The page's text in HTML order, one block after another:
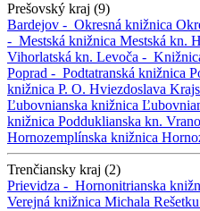
Prešovský kraj (9)
Bardejov - Okresná knižnica
- Mestská knižnica Mestská kn.
Vihorlatská kn. Levoča -
Poprad - Podtatranská knižnica
knižnica P. O. Hviezdoslava
Ľubovnianska knižnica
knižnica Podduklianska kn.
Hornozemplínska knižnica
Trenčiansky kraj (2)
Prievidza - Hornonitrianska
Verejná knižnica Michala Rešetku